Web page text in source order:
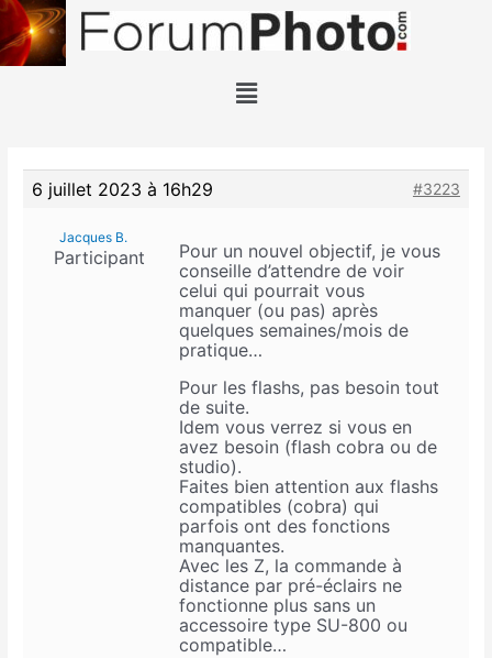
6 juillet 2023 à 16h29 #3223
Jacques B.
Participant
Pour un nouvel objectif, je vous
conseille d’attendre de voir
celui qui pourrait vous
manquer (ou pas) après
quelques semaines/mois de
pratique…
Pour les flashs, pas besoin tout
de suite.
Idem vous verrez si vous en
avez besoin (flash cobra ou de
studio).
Faites bien attention aux flashs
compatibles (cobra) qui
parfois ont des fonctions
manquantes.
Avec les Z, la commande à
distance par pré-éclairs ne
fonctionne plus sans un
accessoire type SU-800 ou
compatible…